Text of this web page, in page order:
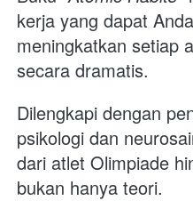
kerja yang dapat
meningkatkan setiap
secara dramatis.
Dilengkapi dengan
psikologi dan
dari atlet Olimpiade
bukan hanya teori.